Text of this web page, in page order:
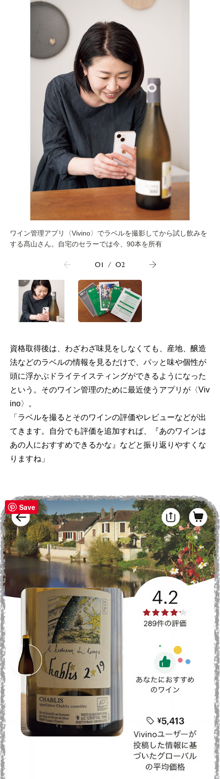
ワイン管理アプリ〈Vivino〉でラベルを撮影してから試し飲みを
する髙山さん。自宅のセラーでは今、90本を所有
01 / 02
資格取得後は、わざわざ味見をしなくても、産地、醸造
法などのラベルの情報を見るだけで、パッと味や個性が
頭に浮かぶドライテイスティングができるようになった
という。そのワイン管理のために最近使うアプリが〈Viv
ino〉。
「ラベルを撮るとそのワインの評価やレビューなどが出
てきます。自分でも評価を追加すれば、『あのワインは
あの人におすすめできるかな』などと振り返りやすくな
りますね」
Save